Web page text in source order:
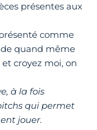
présentes aux
comme
quand même
croyez moi, on
à la fois
qui permet
jouer.